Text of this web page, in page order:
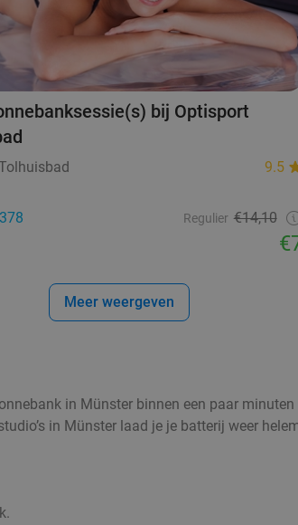
bij Optisport
9.5
Regulier €14,10
Meer weergeven
in Münster binnen een paar
in Münster laad je je batterij weer